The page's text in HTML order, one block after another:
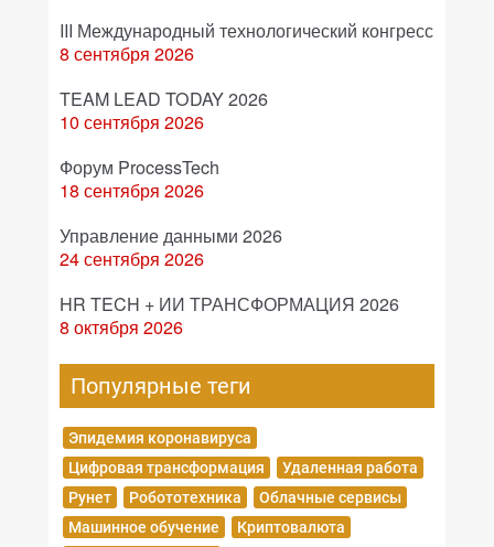
III Международный технологический конгресс
8 сентября 2026
TEAM LEAD TODAY 2026
10 сентября 2026
Форум ProcessTech
18 сентября 2026
Управление данными 2026
24 сентября 2026
HR TECH + ИИ ТРАНСФОРМАЦИЯ 2026
8 октября 2026
Популярные теги
Эпидемия коронавируса
Цифровая трансформация
Удаленная работа
Рунет
Робототехника
Облачные сервисы
Машинное обучение
Криптовалюта